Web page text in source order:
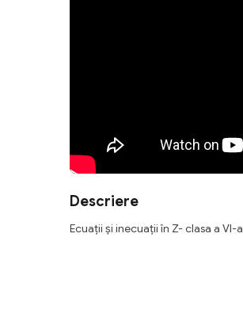
Descriere
Ecuații și inecuații în Z- clasa a VI-a